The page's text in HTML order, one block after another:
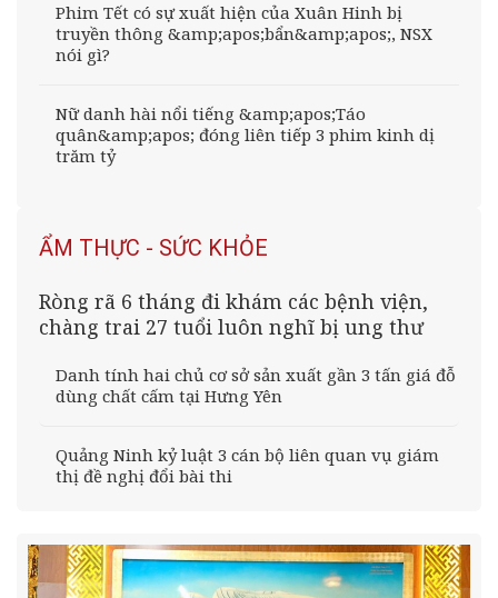
Phim Tết có sự xuất hiện của Xuân Hinh bị
truyền thông &amp;apos;bẩn&amp;apos;, NSX
nói gì?
Nữ danh hài nổi tiếng &amp;apos;Táo
quân&amp;apos; đóng liên tiếp 3 phim kinh dị
trăm tỷ
ẨM THỰC - SỨC KHỎE
Ròng rã 6 tháng đi khám các bệnh viện,
chàng trai 27 tuổi luôn nghĩ bị ung thư
Danh tính hai chủ cơ sở sản xuất gần 3 tấn giá đỗ
dùng chất cấm tại Hưng Yên
Quảng Ninh kỷ luật 3 cán bộ liên quan vụ giám
thị đề nghị đổi bài thi